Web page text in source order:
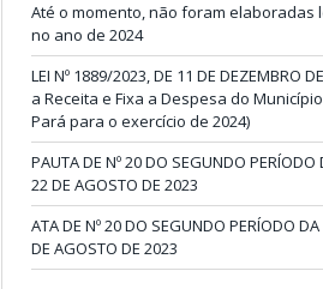
Até o momento, não foram elaboradas
no ano de 2024
LEI Nº 1889/2023, DE 11 DE DEZEMBRO
a Receita e Fixa a Despesa do
Pará para o exercício de 2024)
PAUTA DE Nº 20 DO SEGUNDO PERÍODO
22 DE AGOSTO DE 2023
ATA DE Nº 20 DO SEGUNDO PERÍODO
DE AGOSTO DE 2023